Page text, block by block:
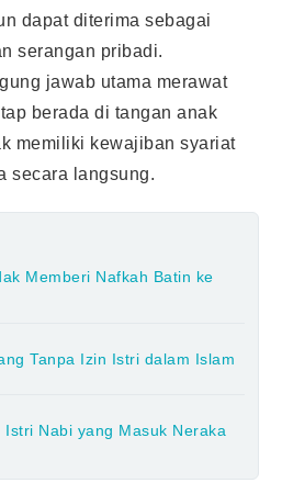
dapat diterima sebagai
serangan pribadi.
jawab utama merawat
berada di tangan anak
memiliki kewajiban syariat
secara langsung.
Memberi Nafkah Batin ke
Tanpa Izin Istri dalam Islam
Istri Nabi yang Masuk Neraka